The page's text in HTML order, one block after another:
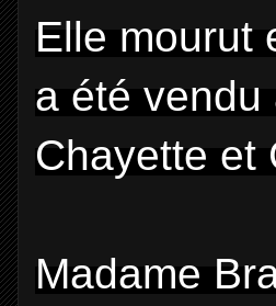
Elle mourut
a été
Chayette et
Madame